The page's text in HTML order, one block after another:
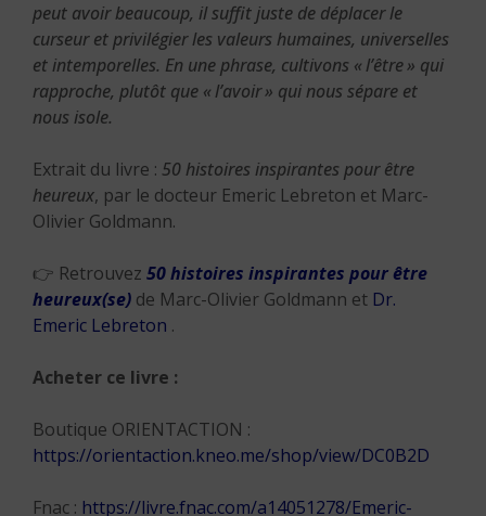
peut avoir beaucoup, il suffit juste de déplacer le
curseur et privilégier les valeurs humaines, universelles
et intemporelles. En une phrase, cultivons « l’être » qui
rapproche, plutôt que « l’avoir » qui nous sépare et
nous isole.
Extrait du livre : 50 histoires inspirantes pour être
heureux, par le docteur Emeric Lebreton et Marc-
Olivier Goldmann.
👉 Retrouvez 50 histoires inspirantes pour être
heureux(se) de Marc-Olivier Goldmann et Dr.
Emeric Lebreton .
Acheter ce livre :
Boutique ORIENTACTION :
https://orientaction.kneo.me/shop/view/DC0B2D
Fnac : https://livre.fnac.com/a14051278/Emeric-